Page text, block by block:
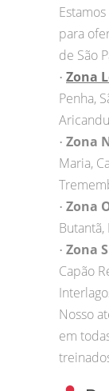
para
de São
• Zona
Penha,
• Zona
Maria,
• Zona
Butantã,
• Zona
Capão
Nosso
em